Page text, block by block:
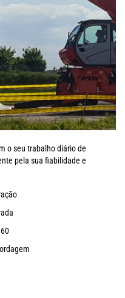
o seu trabalho diário de
pela sua fiabilidade e